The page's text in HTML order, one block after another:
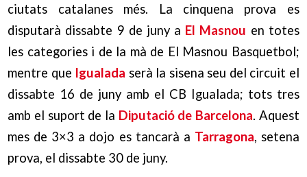
ciutats catalanes més. La cinquena prova es
disputarà dissabte 9 de juny a El Masnou en totes
les categories i de la mà de El Masnou Basquetbol;
mentre que Igualada serà la sisena seu del circuit el
dissabte 16 de juny amb el CB Igualada; tots tres
amb el suport de la Diputació de Barcelona. Aquest
mes de 3×3 a dojo es tancarà a Tarragona, setena
prova, el dissabte 30 de juny.